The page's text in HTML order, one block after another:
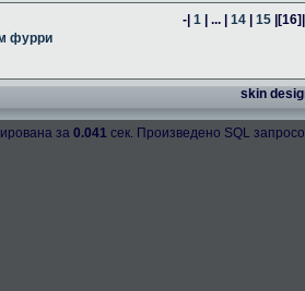
-| 1 | ... | 14 | 15 |[16]
фурри
skin
за 0.041 сек. Произведено SQL